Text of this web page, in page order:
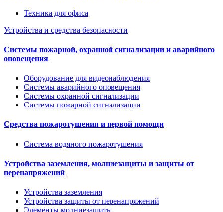
Техника для офиса
Устройства и средства безопасности
Системы пожарной, охранной сигнализации и аварийного
оповещения
Оборудование для видеонаблюдения
Системы аварийного оповещения
Системы охранной сигнализации
Системы пожарной сигнализации
Средства пожаротушения и первой помощи
Система водяного пожаротушения
Устройства заземления, молниезащиты и защиты от
перенапряжений
Устройства заземления
Устройства защиты от перенапряжений
Элементы молниезащиты